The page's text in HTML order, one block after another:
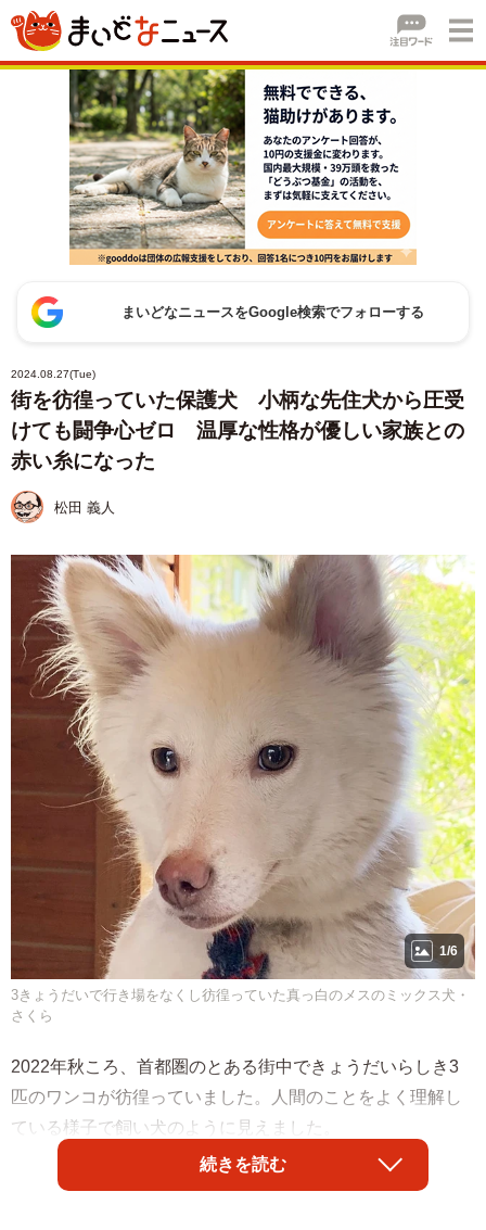
まいどなニュースをGoogle検索でフォローする
2024.08.27(Tue)
街を彷徨っていた保護犬 小柄な先住犬から圧受
けても闘争心ゼロ 温厚な性格が優しい家族との
赤い糸になった
松田 義人
1/6
3きょうだいで行き場をなくし彷徨っていた真っ白のメスのミックス犬・
さくら
2022年秋ころ、首都圏のとある街中できょうだいらしき3
匹のワンコが彷徨っていました。人間のことをよく理解し
ている様子で飼い犬のように見えました。
最もおとなしくビビリだったのがメスのさくら。保護当
続きを読む